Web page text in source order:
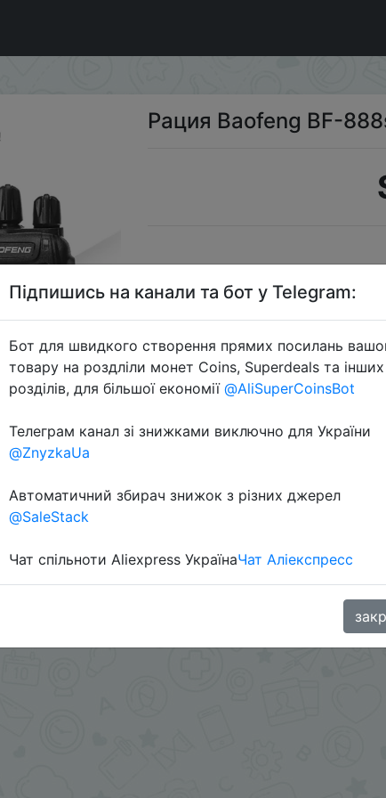
Рация Baofeng BF-
Підпишись на канали та бот у Telegram:
Бот для швидкого створення прямих посилань
товару на роздліли монет Coins, Superdeals та інших
розділів, для більшої економії @AliSuperCoinsBot
Телеграм канал зі знижками виключно для України
@ZnyzkaUa
Автоматичний збирач знижок з різних джерел
@SaleStack
Чат спільноти Aliexpress УкраїнаЧат Аліекспресс